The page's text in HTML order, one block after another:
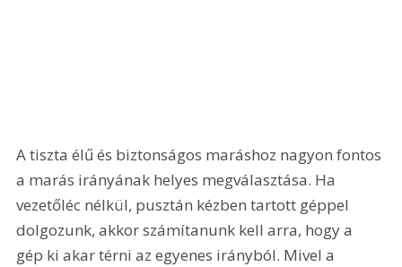
A tiszta élű és biztonságos maráshoz nagyon fontos
a marás irányának helyes megválasztása. Ha
vezetőléc nélkül, pusztán kézben tartott géppel
dolgozunk, akkor számítanunk kell arra, hogy a
gép ki akar térni az egyenes irányból. Mivel a